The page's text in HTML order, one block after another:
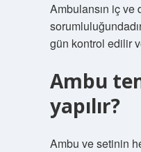
Ambulansın iç ve
gün kontrol edilir
Ambu
yapılır?
Ambu ve setinin